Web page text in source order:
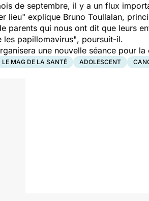
de septembre, il y a un flux
lieu" explique Bruno Toullalan,
parents qui nous ont dit que leurs
les papillomavirus", poursuit-il.
une nouvelle séance pour la
LE MAG DE LA SANTÉ ADOLESCENT